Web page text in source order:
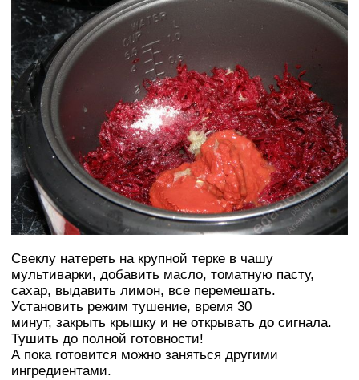
Свеклу натереть на крупной терке в чашу
мультиварки, добавить масло, томатную пасту,
сахар, выдавить лимон, все перемешать.
Установить режим тушение, время 30
минут, закрыть крышку и не открывать до сигнала.
Тушить до полной готовности!
А пока готовится можно заняться другими
ингредиентами.